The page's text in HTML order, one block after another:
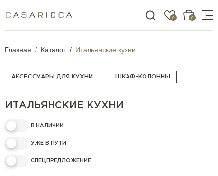
0 0
Главная Каталог Итальянские кухни
АКСЕССУАРЫ ДЛЯ КУХНИ ШКАФ-КОЛОННЫ
ИТАЛЬЯНСКИЕ КУХНИ
В НАЛИЧИИ
УЖЕ В ПУТИ
СПЕЦПРЕДЛОЖЕНИЕ